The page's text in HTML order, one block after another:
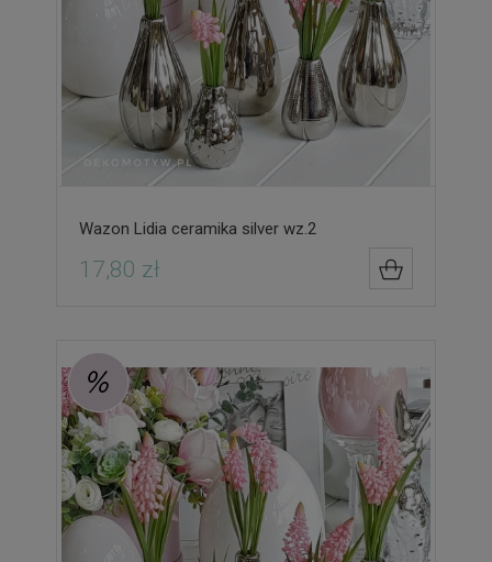
Wazon Lidia ceramika silver wz.2
17,80 zł